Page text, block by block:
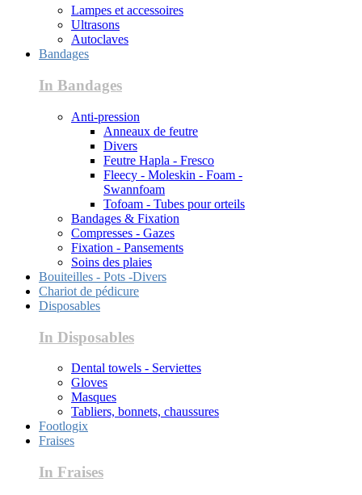
Lampes et accessoires
Ultrasons
Autoclaves
Bandages
In Bandages
Anti-pression
Anneaux de feutre
Divers
Feutre Hapla - Fresco
Fleecy - Moleskin - Foam -
Swannfoam
Tofoam - Tubes pour orteils
Bandages & Fixation
Compresses - Gazes
Fixation - Pansements
Soins des plaies
Bouiteilles - Pots -Divers
Chariot de pédicure
Disposables
In Disposables
Dental towels - Serviettes
Gloves
Masques
Tabliers, bonnets, chaussures
Footlogix
Fraises
In Fraises